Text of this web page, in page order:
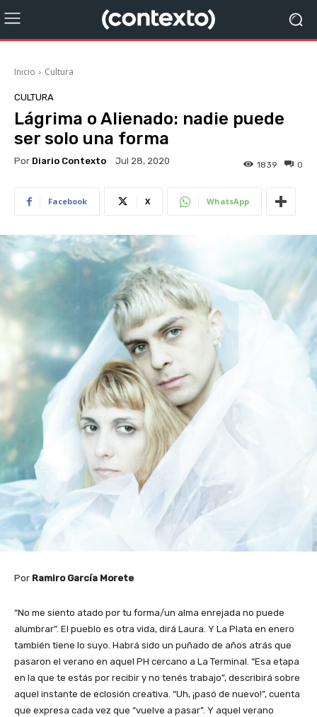
Inicio Cultura
CULTURA
Lágrima o Alienado: nadie puede
ser solo una forma
Por Diario Contexto Jul 28, 2020 0
1839
Facebook X WhatsApp
Por Ramiro García Morete
“No me siento atado por tu forma/un alma enrejada no puede
alumbrar”. El pueblo es otra vida, dirá Laura. Y La Plata en enero
también tiene lo suyo. Habrá sido un puñado de años atrás que
pasaron el verano en aquel PH cercano a La Terminal. “Esa etapa
en la que te estás por recibir y no tenés trabajo”, describirá sobre
aquel instante de eclosión creativa. “Uh, ¡pasó de nuevo!”, cuenta
que expresa cada vez que “vuelve a pasar”. Y aquel verano